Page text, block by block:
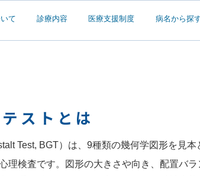
て 診療内容 医療支援制度 病名から探
ストとは
Test, BGT）は、9種類の幾何学図形を見本
理検査です。図形の大きさや向き、配置バ